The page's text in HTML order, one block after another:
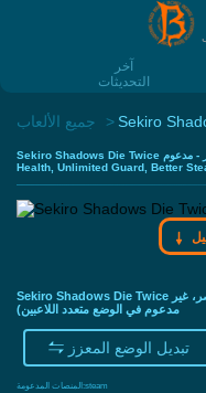
آخر
التحديثات
جميع الألعاب
Sekiro Shadows Die Twice أداة التعديل-الوضع القياسي9تعديل العناصر - مدعومUnlimited
Sekiro Shadows Die Twice أداة التعديل الوضع القياسي (يدعم 9 تعديل العناصر، غير
مدعوم في الوضع متعدد اللاعبين)
تبديل الوضع المعزز
المنصات المدعومة:steam